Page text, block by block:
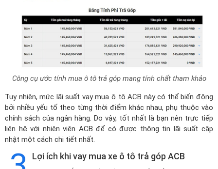
Công cụ ước tính mua ô tô trả góp mang tính chất tham khảo
Tuy nhiên, mức lãi suất vay mua ô tô ACB này có thể biến động
bởi nhiều yếu tố theo từng thời điểm khác nhau, phụ thuộc vào
chính sách của ngân hàng. Do vậy, tốt nhất là bạn nên trực tiếp
liên hệ với nhiên viên ACB để có được thông tin lãi suất cập
nhật một cách chi tiết nhất.
Lợi ích khi vay mua xe ô tô trả góp ACB